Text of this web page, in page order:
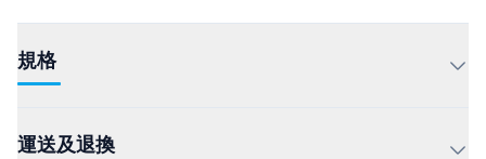
規格
運送及退換